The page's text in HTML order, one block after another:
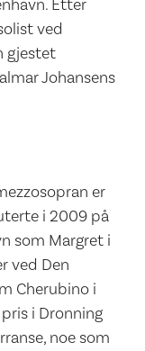
Etter
ved
gjestet
Johansens
er
i 2009 på
som Margret i
ved Den
Cherubino i
i Dronning
noe som